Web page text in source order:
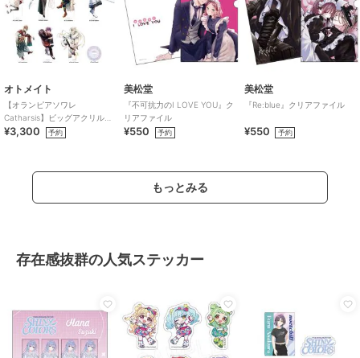
オトメイト
【オランピアソワレ
Catharsis】ビッグアクリルス
タンド(全7種)
¥3,300 予約
美松堂
『不可抗力のI LOVE YOU』ク
リアファイル
¥550 予約
美松堂
『Re:blue』クリアファイル
¥550 予約
もっとみる
存在感抜群の人気ステッカー